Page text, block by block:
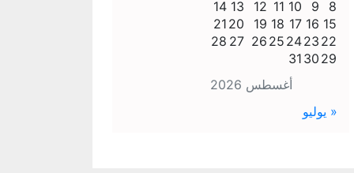
أغسطس 2026
8
9
10
11
12
13
14
15
16
17
18
19
20
21
22
23
24
25
26
27
28
29
30
31
« يوليو